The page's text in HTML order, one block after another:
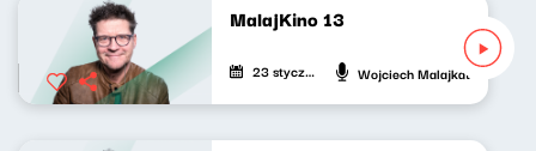
MalajKino 13
23 stycznia 2025 Wojciech Malajkat